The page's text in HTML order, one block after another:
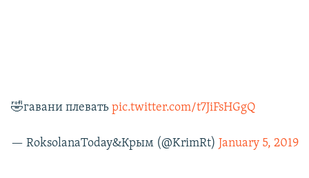
🤣гавани плевать pic.twitter.com/t7JiFsHGgQ
— RoksolanaToday&Крым (@KrimRt) January 5, 2019